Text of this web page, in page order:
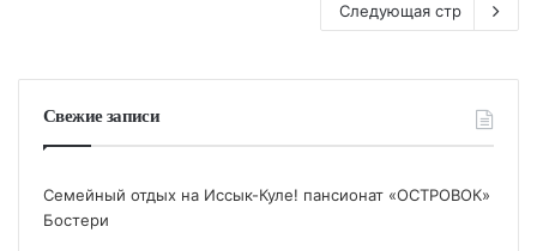
Следующая стр
Свежие записи
Семейный отдых на Иссык-Куле! пансионат «ОСТРОВОК»
Бостери